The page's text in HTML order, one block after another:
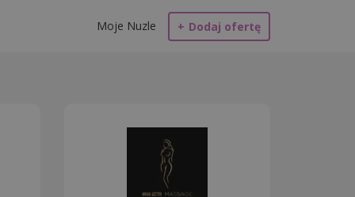
+ Dodaj ofertę
Moje Nuzle